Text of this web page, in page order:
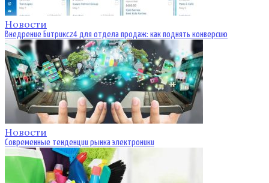
Новости
Внедрение Битрикс24 для отдела продаж: как поднять конверсию
Новости
Современные тенденции рынка электроники